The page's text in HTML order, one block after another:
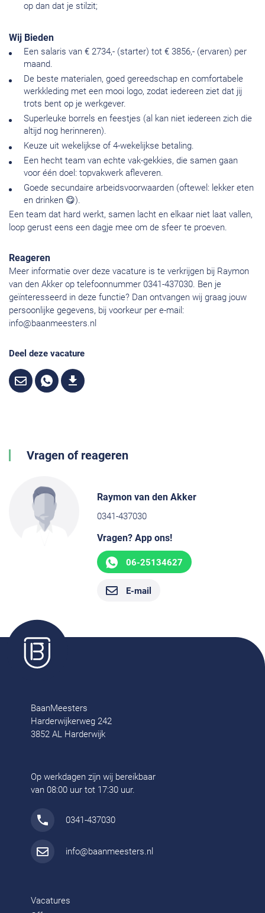
op dan dat je stilzit;
Wij Bieden
Een salaris van € 2734,- (starter) tot € 3856,- (ervaren) per
maand.
De beste materialen, goed gereedschap en comfortabele
werkkleding met een mooi logo, zodat iedereen ziet dat jij
trots bent op je werkgever.
Superleuke borrels en feestjes (al kan niet iedereen zich die
altijd nog herinneren).
Keuze uit wekelijkse of 4-wekelijkse betaling.
Een hecht team van echte vak-gekkies, die samen gaan
voor één doel: topvakwerk afleveren.
Goede secundaire arbeidsvoorwaarden (oftewel: lekker eten
en drinken 😋).
Een team dat hard werkt, samen lacht en elkaar niet laat vallen,
loop gerust eens een dagje mee om de sfeer te proeven.
Reageren
Meer informatie over deze vacature is te verkrijgen bij Raymon
van den Akker op telefoonnummer 0341-437030. Ben je
geïnteresseerd in deze functie? Dan ontvangen wij graag jouw
persoonlijke gegevens, bij voorkeur per e-mail:
info@baanmeesters.nl
Deel deze vacature
Vragen of reageren
Raymon van den Akker
0341-437030
Vragen? App ons!
06-25134627
E-mail
BaanMeesters
Harderwijkerweg 242
3852 AL Harderwijk
Op werkdagen zijn wij bereikbaar
van 08:00 uur tot 17:30 uur.
0341-437030
info@baanmeesters.nl
Vacatures